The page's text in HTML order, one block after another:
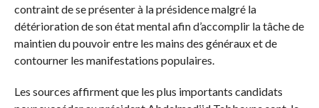
contraint de se présenter à la présidence malgré la
détérioration de son état mental afin d’accomplir la tâche de
maintien du pouvoir entre les mains des généraux et de
contourner les manifestations populaires.
Les sources affirment que les plus importants candidats